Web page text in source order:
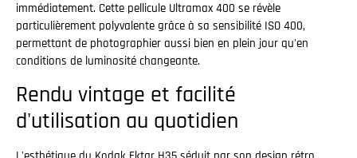
immédiatement. Cette pellicule Ultramax 400 se révèle
particulièrement polyvalente grâce à sa sensibilité ISO 400,
permettant de photographier aussi bien en plein jour qu'en
conditions de luminosité changeante.
Rendu vintage et facilité
d'utilisation au quotidien